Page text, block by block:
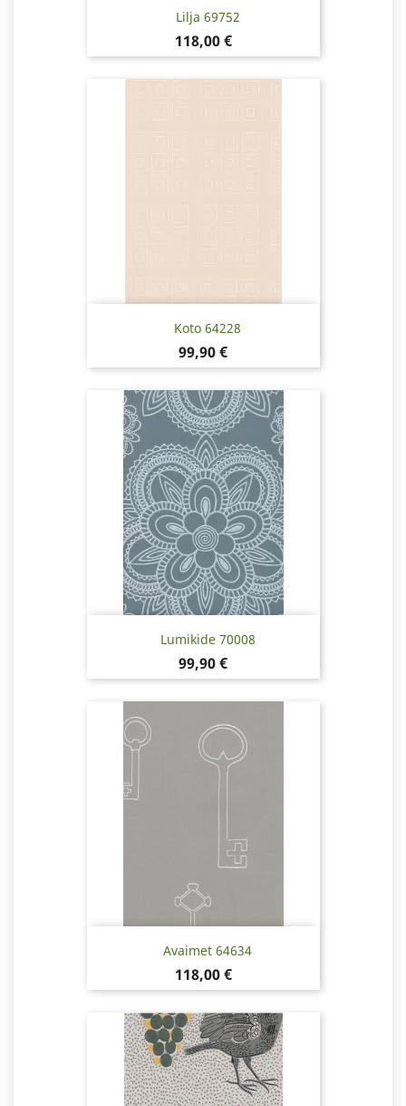
Lilja 69752
Hinta
118,00 €
Koto 64228
Hinta
99,90 €
Lumikide 70008
Hinta
99,90 €
Avaimet 64634
Hinta
118,00 €